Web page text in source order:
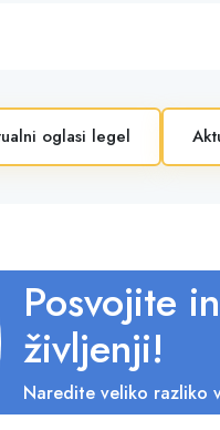
oglasi legel
Posvojite
življenji!
Naredite veliko razliko